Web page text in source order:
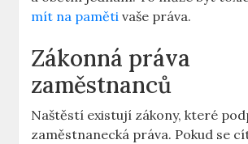
mít na paměti vaše práva.
Zákonná práva
zaměstnanců
Naštěstí existují zákony, které
zaměstnanecká práva. Pokud se